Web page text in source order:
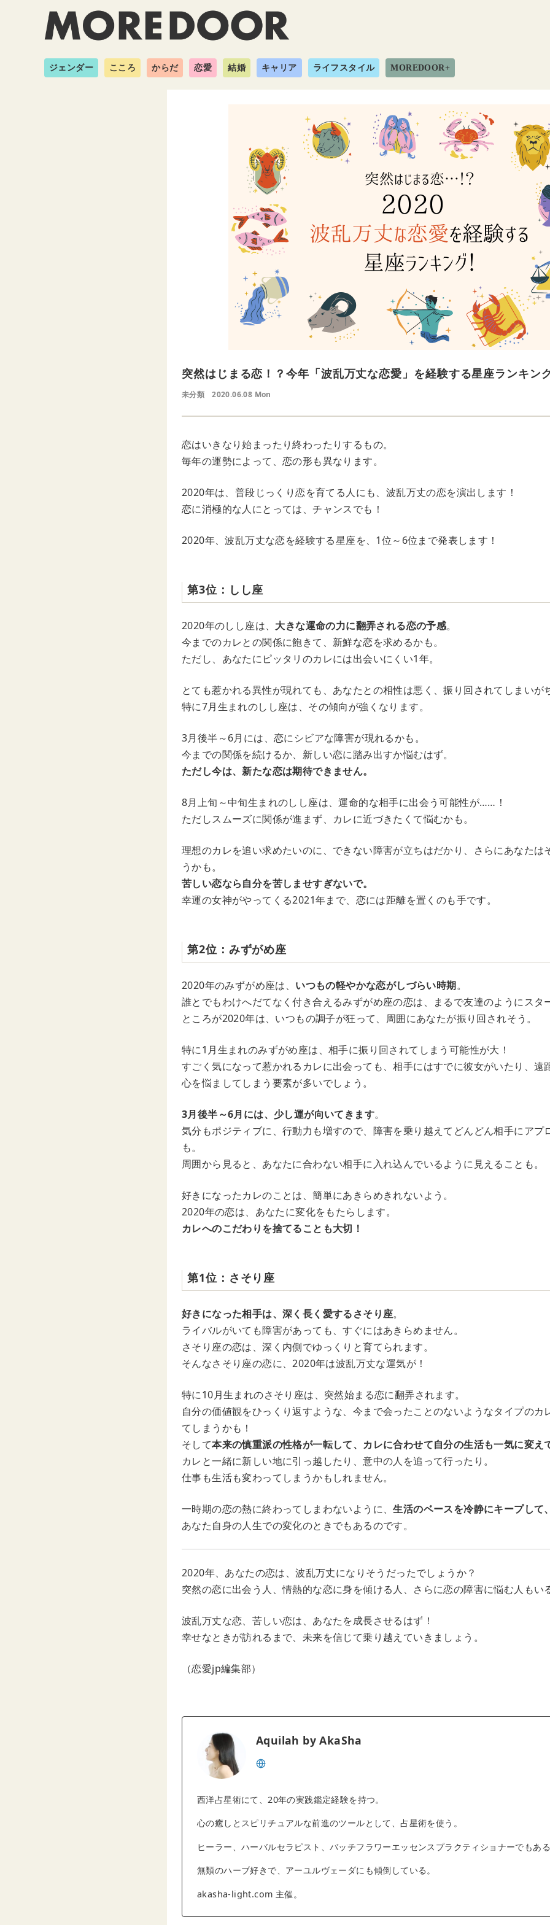
ジェンダー こころ からだ 恋愛 結婚 キャリア ライフスタイル MOREDOOR+
突然はじまる恋！？今年「波乱万丈な恋愛」を経験する星座ランキン
未分類 2020.06.08 Mon
恋はいきなり始まったり終わったりするもの。
毎年の運勢によって、恋の形も異なります。
2020年は、普段じっくり恋を育てる人にも、波乱万丈の恋を演出します！
恋に消極的な人にとっては、チャンスでも！
2020年、波乱万丈な恋を経験する星座を、1位～6位まで発表します！
第3位：しし座
2020年のしし座は、大きな運命の力に翻弄される恋の予感。
今までのカレとの関係に飽きて、新鮮な恋を求めるかも。
ただし、あなたにピッタリのカレには出会いにくい1年。
とても惹かれる異性が現れても、あなたとの相性は悪く、振り回されてしまいが
特に7月生まれのしし座は、その傾向が強くなります。
3月後半～6月には、恋にシビアな障害が現れるかも。
今までの関係を続けるか、新しい恋に踏み出すか悩むはず。
ただし今は、新たな恋は期待できません。
8月上旬～中旬生まれのしし座は、運命的な相手に出会う可能性が……！
ただしスムーズに関係が進まず、カレに近づきたくて悩むかも。
理想のカレを追い求めたいのに、できない障害が立ちはだかり、さらにあなたは
うかも。
苦しい恋なら自分を苦しませすぎないで。
幸運の女神がやってくる2021年まで、恋には距離を置くのも手です。
第2位：みずがめ座
2020年のみずがめ座は、 いつもの軽やかな恋がしづらい時期。
誰とでもわけへだてなく付き合えるみずがめ座の恋は、まるで友達のようにスタ
ところが2020年は、いつもの調子が狂って、周囲にあなたが振り回されそう。
特に1月生まれのみずがめ座は、相手に振り回されてしまう可能性が大！
すごく気になって惹かれるカレに出会っても、相手にはすでに彼女がいたり、遠
心を悩ましてしまう要素が多いでしょう。
3月後半～6月には、少し運が向いてきます。
気分もポジティブに、行動力も増すので、障害を乗り越えてどんどん相手にアプ
も。
周囲から見ると、あなたに合わない相手に入れ込んでいるように見えることも。
好きになったカレのことは、簡単にあきらめきれないよう。
2020年の恋は、あなたに変化をもたらします。
カレへのこだわりを捨てることも大切！
第1位：さそり座
好きになった相手は、深く長く愛するさそり座。
ライバルがいても障害があっても、すぐにはあきらめません。
さそり座の恋は、深く内側でゆっくりと育てられます。
そんなさそり座の恋に、2020年は波乱万丈な運気が！
特に10月生まれのさそり座は、突然始まる恋に翻弄されます。
自分の価値観をひっくり返すような、今まで会ったことのないようなタイプのカ
てしまうかも！
そして本来の慎重派の性格が一転して、カレに合わせて自分の生活も一気に変え
カレと一緒に新しい地に引っ越したり、意中の人を追って行ったり。
仕事も生活も変わってしまうかもしれません。
一時期の恋の熱に終わってしまわないように、生活のベースを冷静にキープして
あなた自身の人生での変化のときでもあるのです。
2020年、あなたの恋は、波乱万丈になりそうだったでしょうか？
突然の恋に出会う人、情熱的な恋に身を傾ける人、さらに恋の障害に悩む人もい
波乱万丈な恋、苦しい恋は、あなたを成長させるはず！
幸せなときが訪れるまで、未来を信じて乗り越えていきましょう。
（恋愛jp編集部）
Aquilah by AkaSha
西洋占星術にて、20年の実践鑑定経験を持つ。
心の癒しとスピリチュアルな前進のツールとして、占星術を使う。
ヒーラー、ハーバルセラピスト、バッチフラワーエッセンスプラクティショナーでもあ
無類のハーブ好きで、アーユルヴェーダにも傾倒している。
akasha-light.com 主催。